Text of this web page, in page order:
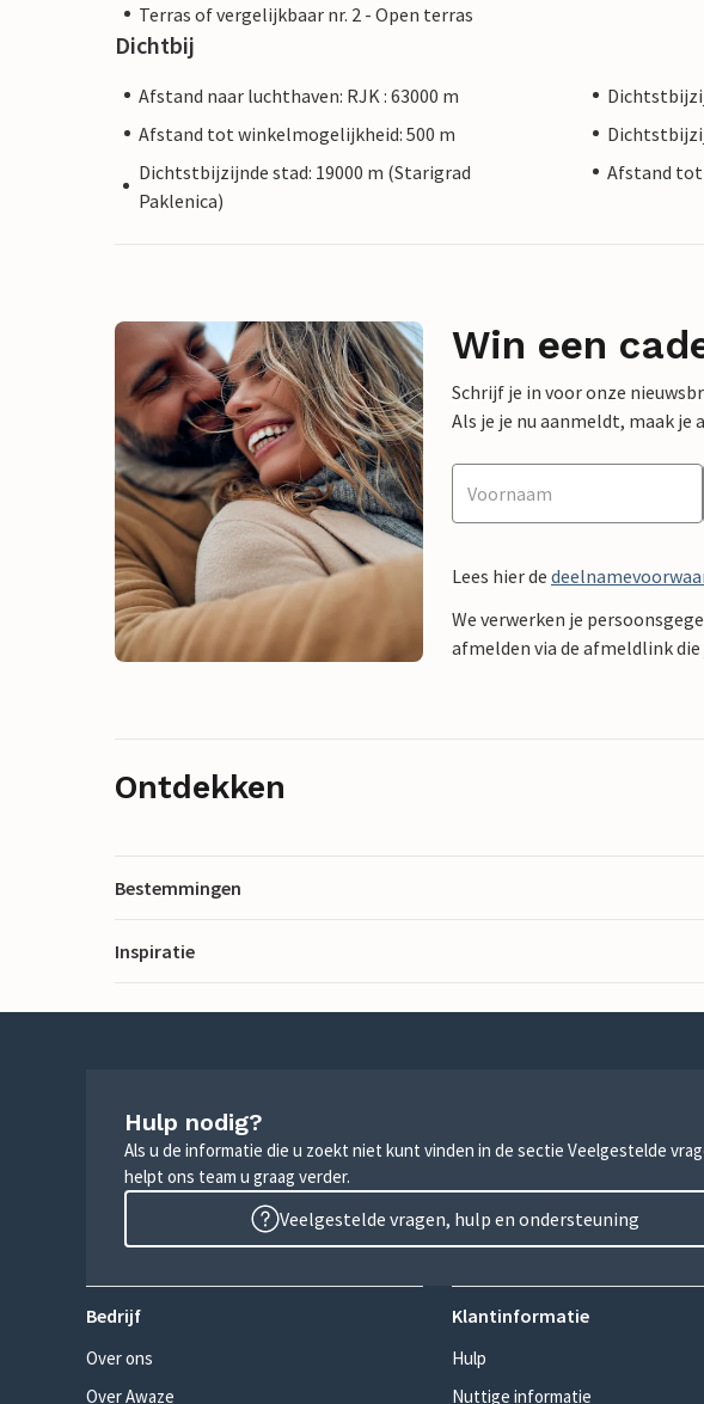
Terras of vergelijkbaar nr. 2 - Open terras
Dichtbij
Afstand naar luchthaven: RJK : 63000 m
Afstand tot winkelmogelijkheid: 500 m
Dichtstbijzijnde stad: 19000 m (Starigrad
Paklenica)
Afstand tot
Win een
Schrijf je in voor onze
Als je je nu aanmeldt, maak je
Lees hier de
We verwerken je
afmelden via de afmeldlink
Ontdekken
Bestemmingen
Inspiratie
Hulp nodig?
Als u de informatie die u zoekt niet kunt vinden in de sectie Veelgestelde
helpt ons team u graag verder.
Veelgestelde vragen, hulp en ondersteuning
Bedrijf
Over ons
Over Awaze
Klantinformatie
Hulp
Nuttige informatie